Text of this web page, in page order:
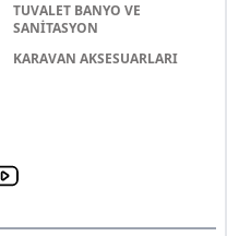
TUVALET BANYO VE
SANİTASYON
KARAVAN AKSESUARLARI